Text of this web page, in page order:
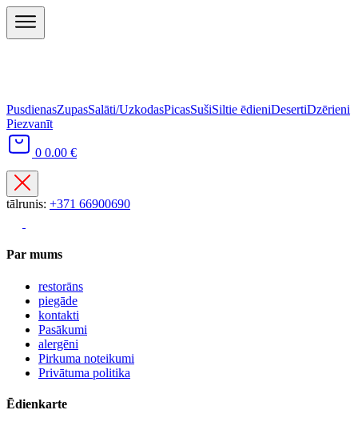
PusdienasZupasSalāti/UzkodasPicasSušiSiltie ēdieniDesertiDzērieni
Piezvanīt
0 0.00 €
tālrunis: +371 66900690
Par mums
restorāns
piegāde
kontakti
Pasākumi
alergēni
Pirkuma noteikumi
Privātuma politika
Ēdienkarte